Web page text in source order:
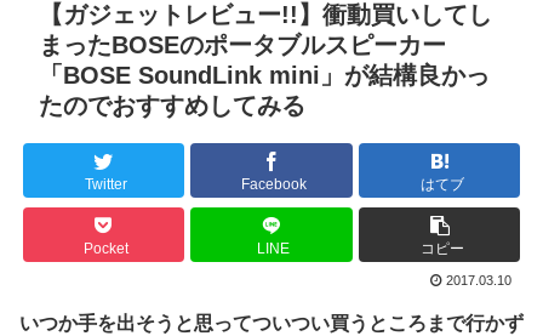
【ガジェットレビュー!!】衝動買いしてし
まったBOSEのポータブルスピーカー
「BOSE SoundLink mini」が結構良かっ
たのでおすすめしてみる
Twitter Facebook はてブ
Pocket LINE コピー
2017.03.10
いつか手を出そうと思ってついつい買うところまで行かず